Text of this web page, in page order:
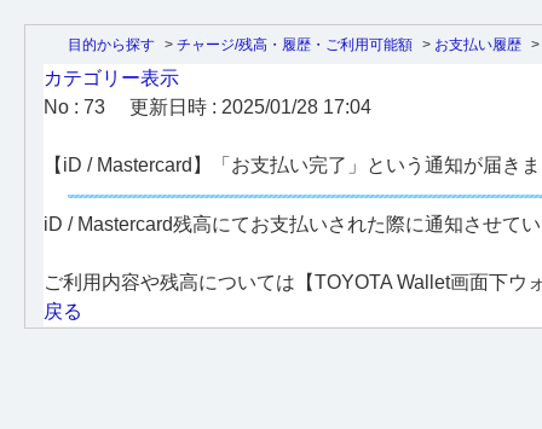
目的から探す > チャージ/残高・履歴・ご利用可能額 > お支払い履歴 >
カテゴリー表示
No : 73
更新日時 : 2025/01/28 17:04
【iD / Mastercard】「お支払い完了」という通知が届き
iD / Mastercard残高にてお支払いされた際に通知させて
ご利用内容や残高については【TOYOTA Wallet画面下
戻る